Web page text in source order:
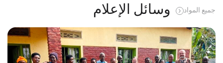
وسائل الإعلام جميع المواد